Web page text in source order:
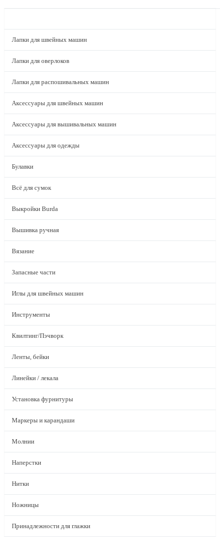
Лапки для швейных машин
Лапки для оверлоков
Лапки для распошивальных машин
Аксессуары для швейных машин
Аксессуары для вышивальных машин
Аксессуары для одежды
Булавки
Всё для сумок
Выкройки Burda
Вышивка ручная
Вязание
Запасные части
Иглы для швейных машин
Инструменты
Квилтинг/Пэчворк
Ленты, бейки
Линейки / лекала
Установка фурнитуры
Маркеры и карандаши
Молнии
Наперстки
Нитки
Ножницы
Принадлежности для глажки